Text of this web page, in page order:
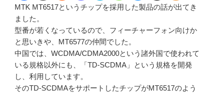
MTK MT6517というチップを採用した製品の話が出てき
ました。
型番が若くなっているので、フィーチャーフォン向けか
と思いきや、MT6577の仲間でした。
中国では、WCDMA/CDMA2000という諸外国で使われて
いる規格以外にも、「TD-SCDMA」という規格を開発
し、利用しています。
そのTD-SCDMAをサポートしたチップがMT6517のよう